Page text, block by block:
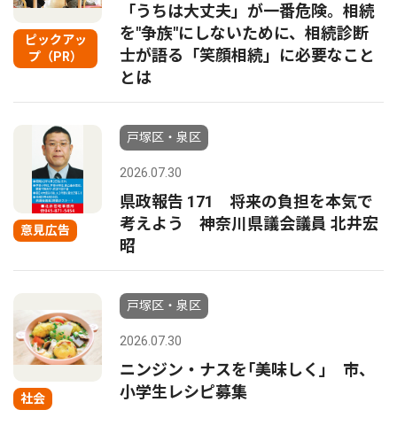
ピックアッ
プ（PR）
「うちは大丈夫」が一番危険。相続
を"争族"にしないために、相続診断
士が語る「笑顔相続」に必要なこと
とは
意見広告
戸塚区・泉区
2026.07.30
県政報告 171 将来の負担を本気で
考えよう 神奈川県議会議員 北井宏
昭
社会
戸塚区・泉区
2026.07.30
ニンジン・ナスを｢美味しく｣ 市、
小学生レシピ募集